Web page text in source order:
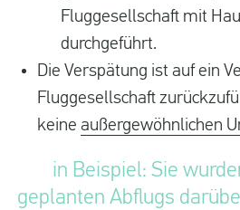
Fluggesellschaft mit
durchgeführt.
Die Verspätung ist auf ein
Fluggesellschaft
keine außergewöhnlichen
in Beispiel: Sie
geplanten Abflugs